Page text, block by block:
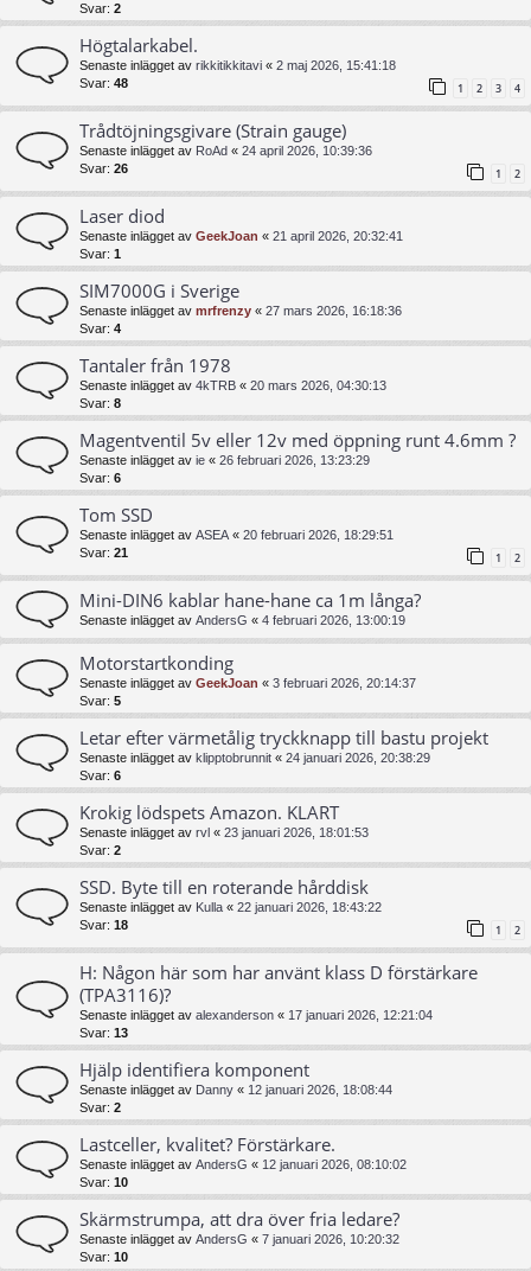
Svar: 2
Högtalarkabel.
Senaste inlägget av rikkitikkitavi « 2 maj 2026, 15:41:18
Svar: 48 1 2 3 4
Trådtöjningsgivare (Strain gauge)
Senaste inlägget av RoAd « 24 april 2026, 10:39:36
Svar: 26 1 2
Laser diod
Senaste inlägget av GeekJoan « 21 april 2026, 20:32:41
Svar: 1
SIM7000G i Sverige
Senaste inlägget av mrfrenzy « 27 mars 2026, 16:18:36
Svar: 4
Tantaler från 1978
Senaste inlägget av 4kTRB « 20 mars 2026, 04:30:13
Svar: 8
Magentventil 5v eller 12v med öppning runt 4.6mm ?
Senaste inlägget av ie « 26 februari 2026, 13:23:29
Svar: 6
Tom SSD
Senaste inlägget av ASEA « 20 februari 2026, 18:29:51
Svar: 21 1 2
Mini-DIN6 kablar hane-hane ca 1m långa?
Senaste inlägget av AndersG « 4 februari 2026, 13:00:19
Motorstartkonding
Senaste inlägget av GeekJoan « 3 februari 2026, 20:14:37
Svar: 5
Letar efter värmetålig tryckknapp till bastu projekt
Senaste inlägget av klipptobrunnit « 24 januari 2026, 20:38:29
Svar: 6
Krokig lödspets Amazon. KLART
Senaste inlägget av rvl « 23 januari 2026, 18:01:53
Svar: 2
SSD. Byte till en roterande hårddisk
Senaste inlägget av Kulla « 22 januari 2026, 18:43:22
Svar: 18 1 2
H: Någon här som har använt klass D förstärkare
(TPA3116)?
Senaste inlägget av alexanderson « 17 januari 2026, 12:21:04
Svar: 13
Hjälp identifiera komponent
Senaste inlägget av Danny « 12 januari 2026, 18:08:44
Svar: 2
Lastceller, kvalitet? Förstärkare.
Senaste inlägget av AndersG « 12 januari 2026, 08:10:02
Svar: 10
Skärmstrumpa, att dra över fria ledare?
Senaste inlägget av AndersG « 7 januari 2026, 10:20:32
Svar: 10